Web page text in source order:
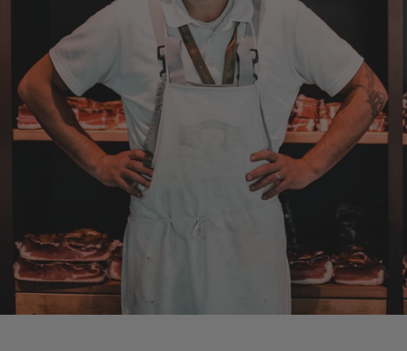
Verifizierter Kunde
... schnelle Lieferung, super Service und die
Ware( Probierpaket und Speck "Herzstück")
sieht hervorragend aus und schmeckt auch
dementsprechend...
4.8.2026
Mathias
Verifizierter Kunde
Die Verpackung hatte beim Transport sehr
beschädigt. Aber sonst war alles super!!!
Gruß Mathias Gotthold
3.8.2026